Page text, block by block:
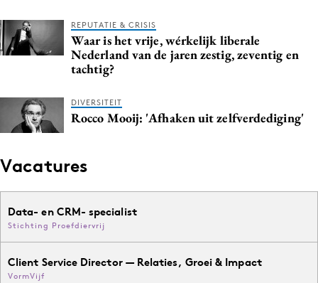
REPUTATIE & CRISIS
Waar is het vrije, wérkelijk liberale
Nederland van de jaren zestig, zeventig en
tachtig?
DIVERSITEIT
Rocco Mooij: 'Afhaken uit zelfverdediging'
Vacatures
Data- en CRM- specialist
Stichting Proefdiervrij
Client Service Director — Relaties, Groei & Impact
VormVijf